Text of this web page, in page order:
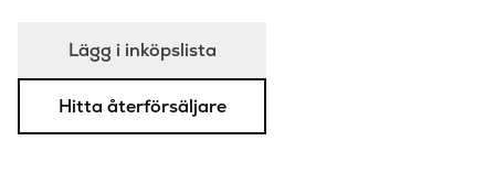
Lägg i inköpslista
Hitta återförsäljare